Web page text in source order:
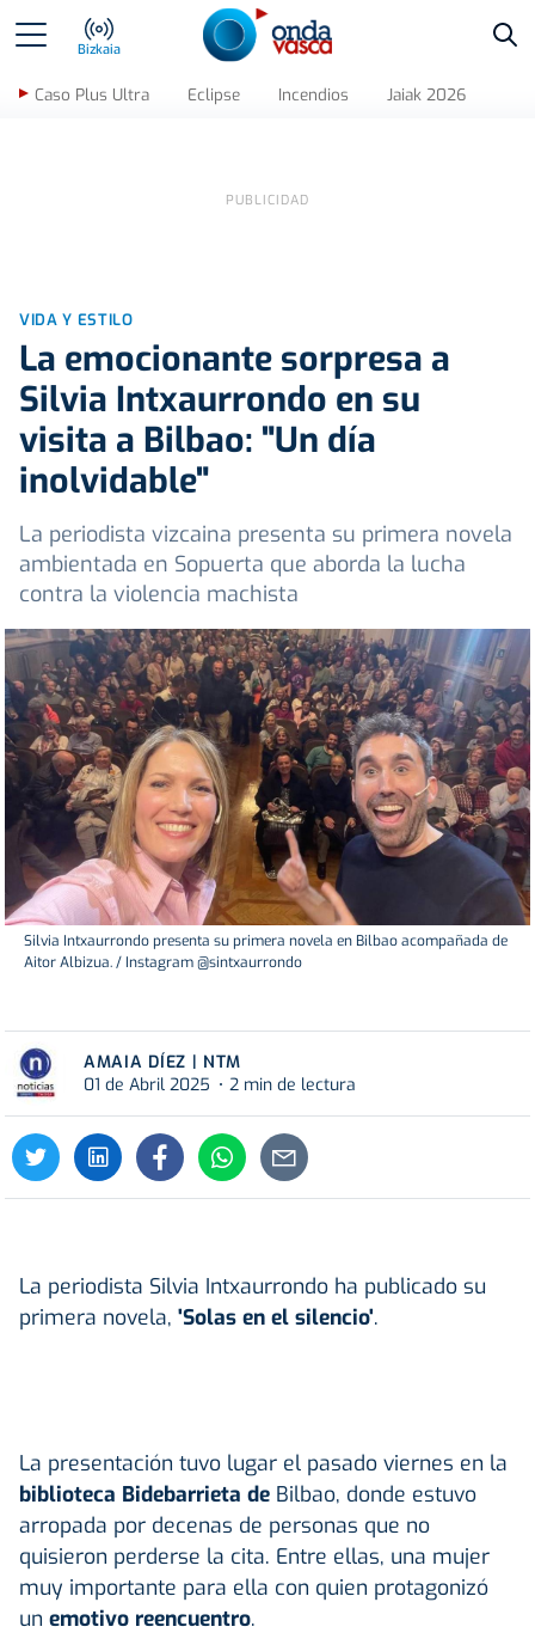
Bizkaia
Caso Plus Ultra Eclipse Incendios Jaiak 2026
VIDA Y ESTILO
La emocionante sorpresa a
Silvia Intxaurrondo en su
visita a Bilbao: "Un día
inolvidable"
La periodista vizcaina presenta su primera novela
ambientada en Sopuerta que aborda la lucha
contra la violencia machista
Silvia Intxaurrondo presenta su primera novela en Bilbao acompañada de
Aitor Albizua. / Instagram @sintxaurrondo
AMAIA DÍEZ | NTM
01 de Abril 2025
2 min de lectura
La periodista Silvia Intxaurrondo ha publicado su
primera novela, 'Solas en el silencio'.
La presentación tuvo lugar el pasado viernes en la
biblioteca Bidebarrieta de Bilbao, donde estuvo
arropada por decenas de personas que no
quisieron perderse la cita. Entre ellas, una mujer
muy importante para ella con quien protagonizó
un emotivo reencuentro.